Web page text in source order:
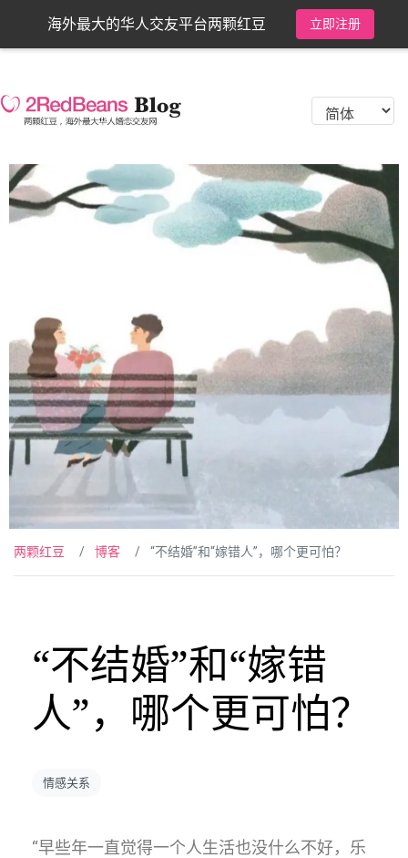
海外最大的华人交友平台两颗红豆 立即注册
两颗红豆 博客 “不结婚”和“嫁错人”，哪个更可怕？
“不结婚”和“嫁错
人”，哪个更可怕？
情感关系
“早些年一直觉得一个人生活也没什么不好，乐